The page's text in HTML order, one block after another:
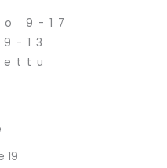
9-17
13
19